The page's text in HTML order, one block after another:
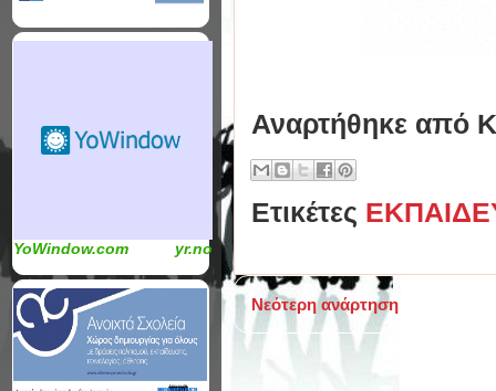
Αναρτήθηκε από
Ετικέτες
Νεότερη ανάρτηση
YoWindow.com yr.no